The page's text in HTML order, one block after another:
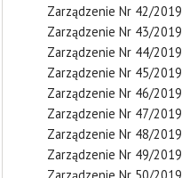
Zarządzenie Nr 42/2019
Zarządzenie Nr 43/2019
Zarządzenie Nr 44/2019
Zarządzenie Nr 45/2019
Zarządzenie Nr 46/2019
Zarządzenie Nr 47/2019
Zarządzenie Nr 48/2019
Zarządzenie Nr 49/2019